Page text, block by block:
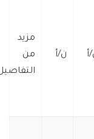
أ ن/أ
مزيد
من